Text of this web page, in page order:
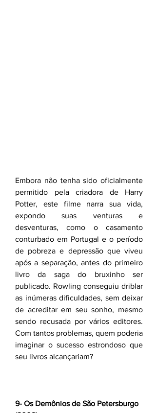
Embora não tenha sido oficialmente
permitido pela criadora de Harry
Potter, este filme narra sua vida,
expondo suas venturas e
desventuras, como o casamento
conturbado em Portugal e o período
de pobreza e depressão que viveu
após a separação, antes do primeiro
livro da saga do bruxinho ser
publicado. Rowling conseguiu driblar
as inúmeras dificuldades, sem deixar
de acreditar em seu sonho, mesmo
sendo recusada por vários editores.
Com tantos problemas, quem poderia
imaginar o sucesso estrondoso que
seu livros alcançariam?
9- Os Demônios de São Petersburgo